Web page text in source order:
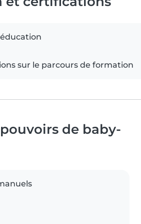
sur le parcours de formation
de baby-